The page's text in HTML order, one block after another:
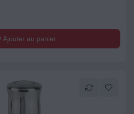
Ajouter au panier